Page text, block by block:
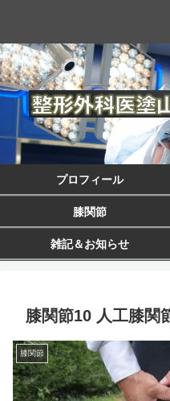
プロフィール
膝関節
雑記＆お知らせ
膝関節10 人工膝関
膝関節